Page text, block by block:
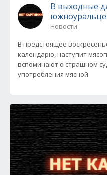
В выходные
Новости
В предстоящее
календарю, наступит
вспоминают о страшном
употребления мясной